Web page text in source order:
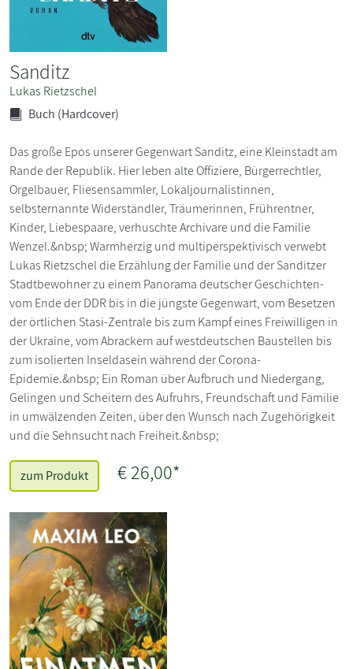
Sanditz
Lukas Rietzschel
Buch (Hardcover)
Das große Epos unserer Gegenwart Sanditz, eine Kleinstadt am
Rande der Republik. Hier leben alte Offiziere, Bürgerrechtler,
Orgelbauer, Fliesensammler, Lokaljournalistinnen,
selbsternannte Widerständler, Träumerinnen, Frührentner,
Kinder, Liebespaare, verhuschte Archivare und die Familie
Wenzel.&nbsp; Warmherzig und multiperspektivisch verwebt
Lukas Rietzschel die Erzählung der Familie und der Sanditzer
Stadtbewohner zu einem Panorama deutscher Geschichten-
vom Ende der DDR bis in die jüngste Gegenwart, vom Besetzen
der örtlichen Stasi-Zentrale bis zum Kampf eines Freiwilligen in
der Ukraine, vom Abrackern auf westdeutschen Baustellen bis
zum isolierten Inseldasein während der Corona-
Epidemie.&nbsp; Ein Roman über Aufbruch und Niedergang,
Gelingen und Scheitern des Aufruhrs, Freundschaft und Familie
in umwälzenden Zeiten, über den Wunsch nach Zugehörigkeit
und die Sehnsucht nach Freiheit.&nbsp;
zum Produkt € 26,00*